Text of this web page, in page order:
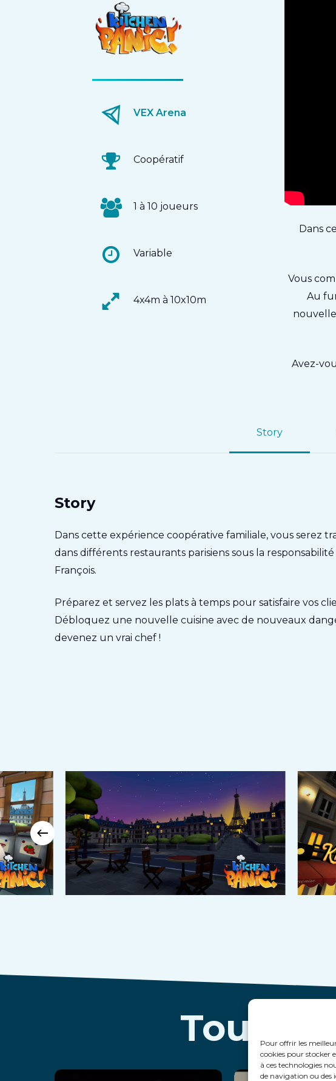
Pour offrir les
cookies pour stocker
à ces technologies
de navigation ou des
VEX Arena
Coopératif
1 à 10 joueurs
Variable
4x4m à 10x10m
Dans
Vous
Au
Avez-
Story
Story
Dans cette expérience coopérative familiale, vous serez
dans différents restaurants parisiens sous la
François.
Préparez et servez les plats à temps pour satisfaire vos
Débloquez une nouvelle cuisine avec de nouveaux
devenez un vrai chef !
Tous